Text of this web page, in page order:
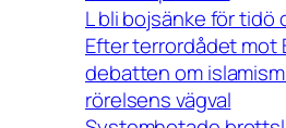
L bli bojsänke för tidö
Efter terrordådet mot
debatten om
rörelsens vägval